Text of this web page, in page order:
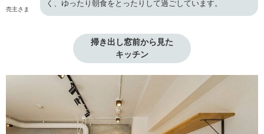
売主さま
く、ゆったり朝食をとったりして過ごしています。
掃き出し窓前から見た
キッチン